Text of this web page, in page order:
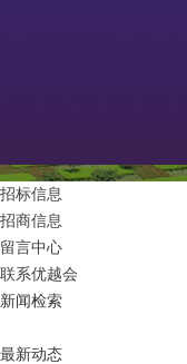
招标信息
招商信息
留言中心
联系优越会
新闻检索
最新动态